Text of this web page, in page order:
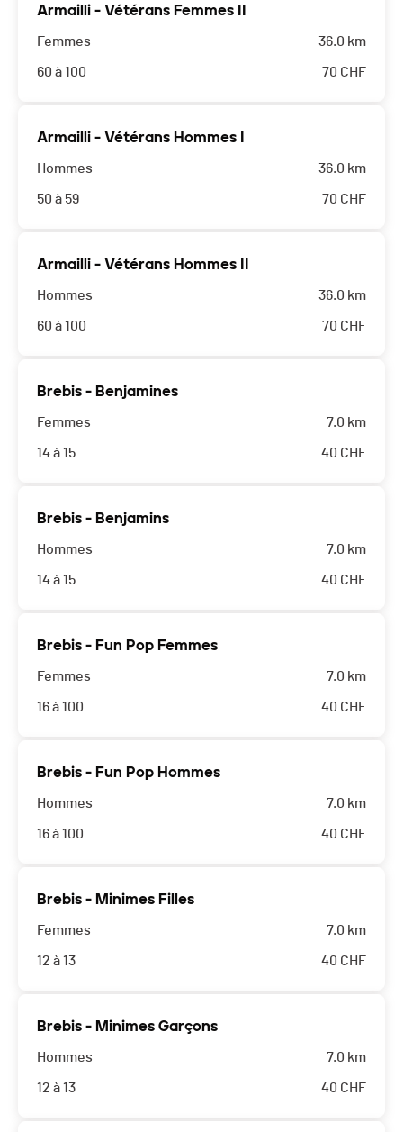
Armailli - Vétérans Femmes II
Femmes
60 à 100
36.0 km
70 CHF
Armailli - Vétérans Hommes I
Hommes
50 à 59
36.0 km
70 CHF
Armailli - Vétérans Hommes II
Hommes
60 à 100
36.0 km
70 CHF
Brebis - Benjamines
Femmes
14 à 15
7.0 km
40 CHF
Brebis - Benjamins
Hommes
14 à 15
7.0 km
40 CHF
Brebis - Fun Pop Femmes
Femmes
16 à 100
7.0 km
40 CHF
Brebis - Fun Pop Hommes
Hommes
16 à 100
7.0 km
40 CHF
Brebis - Minimes Filles
Femmes
12 à 13
7.0 km
40 CHF
Brebis - Minimes Garçons
Hommes
12 à 13
7.0 km
40 CHF